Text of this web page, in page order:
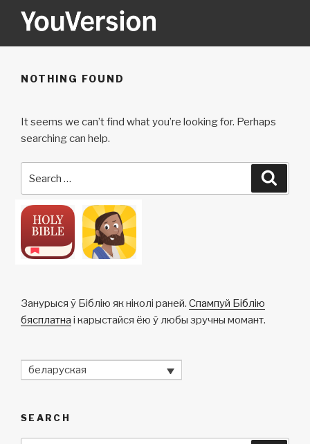
YOUVERSION
NOTHING FOUND
It seems we can’t find what you’re looking for. Perhaps
searching can help.
Занурыся ў Біблію як ніколі раней. Спампуй Біблію
бясплатна і карыстайся ёю ў любы зручны момант.
беларуская
SEARCH